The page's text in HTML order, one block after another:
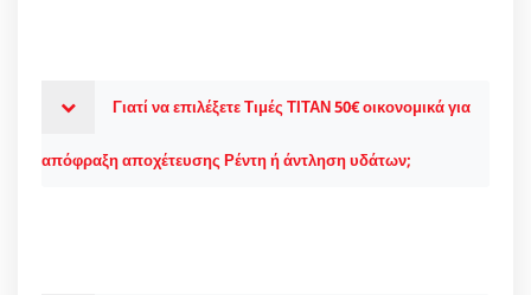
Γιατί να επιλέξετε Τιμές ΤΙΤΑΝ 50€ οικονομικά για
απόφραξη αποχέτευσης Ρέντη ή άντληση υδάτων;